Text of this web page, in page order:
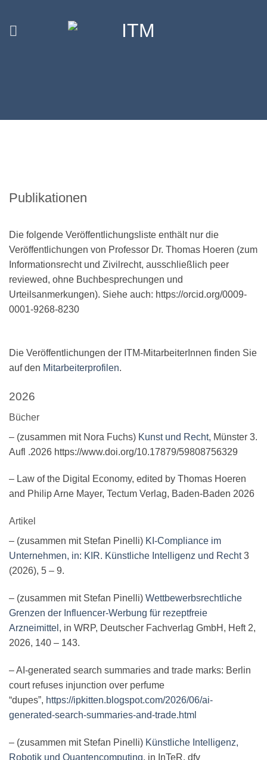
content
Publikationen
Die folgende Veröffentlichungsliste enthält nur die
Veröffentlichungen von Professor Dr. Thomas Hoeren (zum
Informationsrecht und Zivilrecht, ausschließlich peer
reviewed, ohne Buchbesprechungen und
Urteilsanmerkungen). Siehe auch: https://orcid.org/0009-
0001-9268-8230
Die Veröffentlichungen der ITM-MitarbeiterInnen finden Sie
auf den Mitarbeiterprofilen.
2026
Bücher
– (zusammen mit Nora Fuchs) Kunst und Recht, Münster 3.
Aufl .2026 https://www.doi.org/10.17879/59808756329
– Law of the Digital Economy, edited by Thomas Hoeren
and Philip Arne Mayer, Tectum Verlag, Baden-Baden 2026
Artikel
– (zusammen mit Stefan Pinelli) KI-Compliance im
Unternehmen, in: KIR. Künstliche Intelligenz und Recht3
(2026), 5 – 9.
– (zusammen mit Stefan Pinelli) Wettbewerbsrechtliche
Grenzen der Influencer-Werbung für rezeptfreie
Arzneimittel , in WRP, Deutscher Fachverlag GmbH, Heft 2,
2026, 140 – 143.
– AI-generated search summaries and trade marks: Berlin
court refuses injunction over perfume
“dupes”, https://ipkitten.blogspot.com/2026/06/ai-
generated-search-summaries-and-trade.html
– (zusammen mit Stefan Pinelli) Künstliche Intelligenz,
Robotik und Quantencomputing, in InTeR, dfv